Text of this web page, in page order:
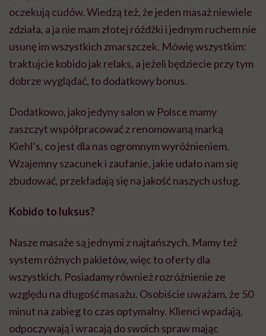
oczekują cudów. Wiedzą też, że jeden masaż niewiele
zdziała, a ja nie mam złotej różdżki i jednym ruchem nie
usunę im wszystkich zmarszczek. Mówię wszystkim:
traktujcie kobido jak relaks, a jeżeli będziecie przy tym
dobrze wyglądać, to dodatkowy bonus.
Dodatkowo, jako jedyny salon w Polsce mamy
zaszczyt współpracować z renomowaną marką
Kiehl’s, co jest dla nas ogromnym wyróżnieniem.
Wzajemny szacunek i zaufanie, jakie udało nam się
zbudować, przekładają się na jakość naszych usług.
Kobido to luksus?
Nasze masaże są jednymi z najtańszych. Mamy też
system różnych pakietów, więc to oferty dla
wszystkich. Posiadamy również rozróżnienie ze
względu na długość masażu. Osobiście uważam, że 50
minut na zabieg to czas optymalny. Klienci wpadają,
odpoczywają i wracają do swoich spraw mając